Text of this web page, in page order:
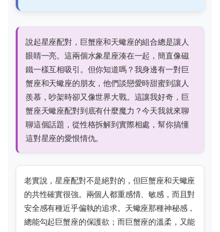
說起星座配對，巨蟹座和天蠍座的組合總是讓人
眼睛一亮。這兩個水象星座湊在一起，簡直像磁
鐵一樣互相吸引。但你知道嗎？我身邊有一對巨
蟹座和天蠍座的朋友，他們談戀愛時甜蜜到讓人
羨慕，吵架時卻又像世界大戰。這讓我好奇，巨
蟹座天蠍座配對到底有什麼魔力？今天我就來聊
聊這個話題，從性格拆解到實際相處，幫你搞懂
這對星座的愛恨情仇。
老實說，星座配對不是絕對的，但巨蟹座和天蠍座
的共性確實很強。兩個人都重感情、敏感，而且對
安全感有種近乎偏執的追求。天蠍座那種神秘感，
總能勾起巨蟹座的保護欲；而巨蟹座的溫柔，又能